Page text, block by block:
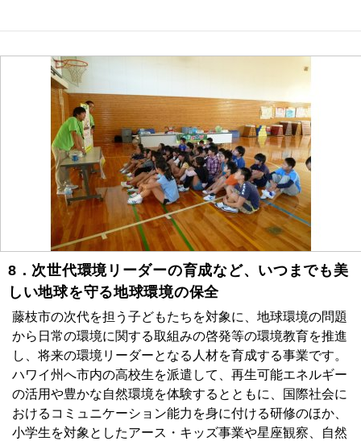
8．次世代環境リーダーの育成など、いつまでも美
しい地球を守る地球環境の保全
藤枝市の次代を担う子どもたちを対象に、地球環境の問題
から日常の環境に関する取組みの啓発等の環境教育を推進
し、将来の環境リーダーとなる人材を育成する事業です。
ハワイ州へ市内の高校生を派遣して、再生可能エネルギー
の活用や豊かな自然環境を体験するとともに、国際社会に
おけるコミュニケーション能力を身に付ける研修のほか、
小学生を対象としたアース・キッズ事業や星座観察、自然